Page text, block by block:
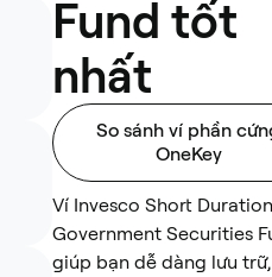
Fund tốt
nhất
So sánh ví phần
OneKey
Ví Invesco Short
Government Securities
giúp bạn dễ dàng lưu